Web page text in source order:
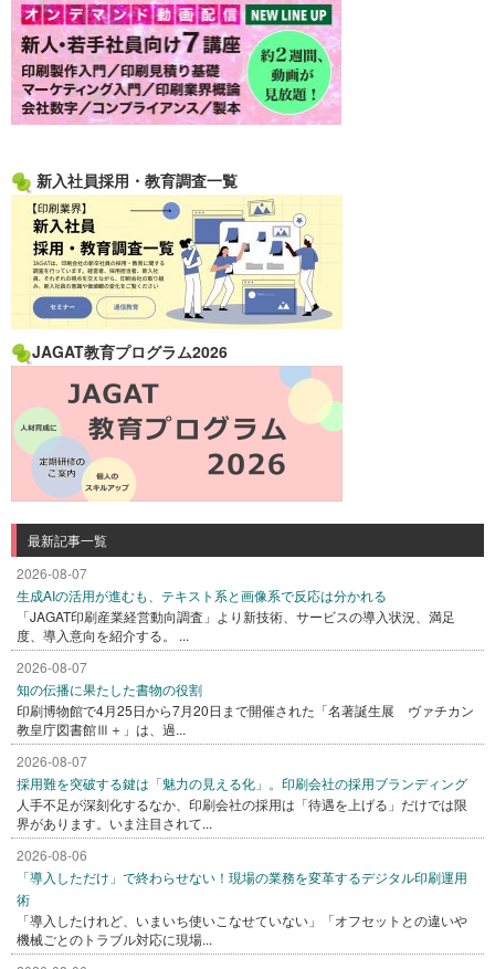
新入社員採用・教育調査一覧
JAGAT教育プログラム2026
最新記事一覧
2026-08-07
生成AIの活用が進むも、テキスト系と画像系で反応は分かれる
「JAGAT印刷産業経営動向調査」より新技術、サービスの導入状況、満足
度、導入意向を紹介する。 ...
2026-08-07
知の伝播に果たした書物の役割
印刷博物館で4月25日から7月20日まで開催された「名著誕生展 ヴァチカン
教皇庁図書館Ⅲ＋」は、過...
2026-08-07
採用難を突破する鍵は「魅力の見える化」。印刷会社の採用ブランディング
人手不足が深刻化するなか、印刷会社の採用は「待遇を上げる」だけでは限
界があります。いま注目されて...
2026-08-06
「導入しただけ」で終わらせない！現場の業務を変革するデジタル印刷運用
術
「導入したけれど、いまいち使いこなせていない」「オフセットとの違いや
機械ごとのトラブル対応に現場...